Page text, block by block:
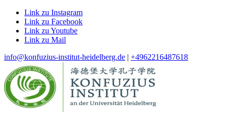
Link zu Instagram
Link zu Facebook
Link zu Youtube
Link zu Mail
info@konfuzius-institut-heidelberg.de | +4962216487618